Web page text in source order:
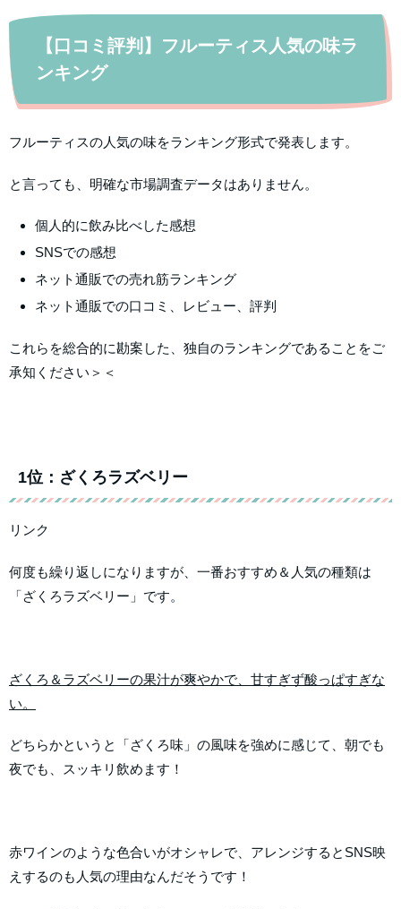
【口コミ評判】フルーティス人気の味ラ
ンキング
フルーティスの人気の味をランキング形式で発表します。
と言っても、明確な市場調査データはありません。
個人的に飲み比べした感想
SNSでの感想
ネット通販での売れ筋ランキング
ネット通販での口コミ、レビュー、評判
これらを総合的に勘案した、独自のランキングであることをご
承知ください＞＜
1位：ざくろラズベリー
リンク
何度も繰り返しになりますが、一番おすすめ＆人気の種類は
「ざくろラズベリー」です。
ざくろ＆ラズベリーの果汁が爽やかで、甘すぎず酸っぱすぎな
い。
どちらかというと「ざくろ味」の風味を強めに感じて、朝でも
夜でも、スッキリ飲めます！
赤ワインのような色合いがオシャレで、アレンジするとSNS映
えするのも人気の理由なんだそうです！